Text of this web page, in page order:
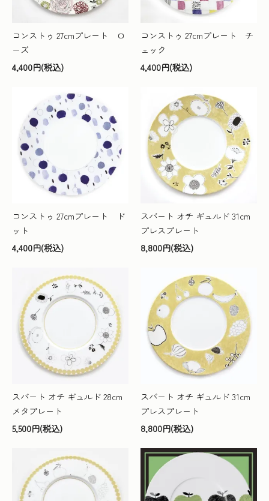
コンストゥ 27cmプレート ロ
ーズ
4,400円(税込)
コンストゥ 27cmプレート チ
ェック
4,400円(税込)
コンストゥ 27cmプレート ド
ット
4,400円(税込)
スバート オチ ギュルド 31cm
プレスプレート
8,800円(税込)
スバート オチ ギュルド 28cm
メタプレート
5,500円(税込)
スバート オチ ギュルド 31cm
プレスプレート
8,800円(税込)